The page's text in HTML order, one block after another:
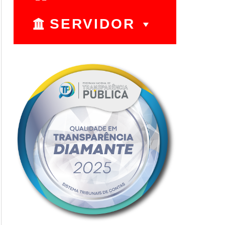
SERVIDOR